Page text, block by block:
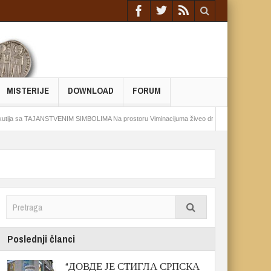
MISTERIJE DOWNLOAD FORUM
SIMBOLIMA Na prostoru Viminacijuma živeo drevni pokret
Poslednji članci
“ДОВДЕ ЈЕ СТИГЛА СРПСКА